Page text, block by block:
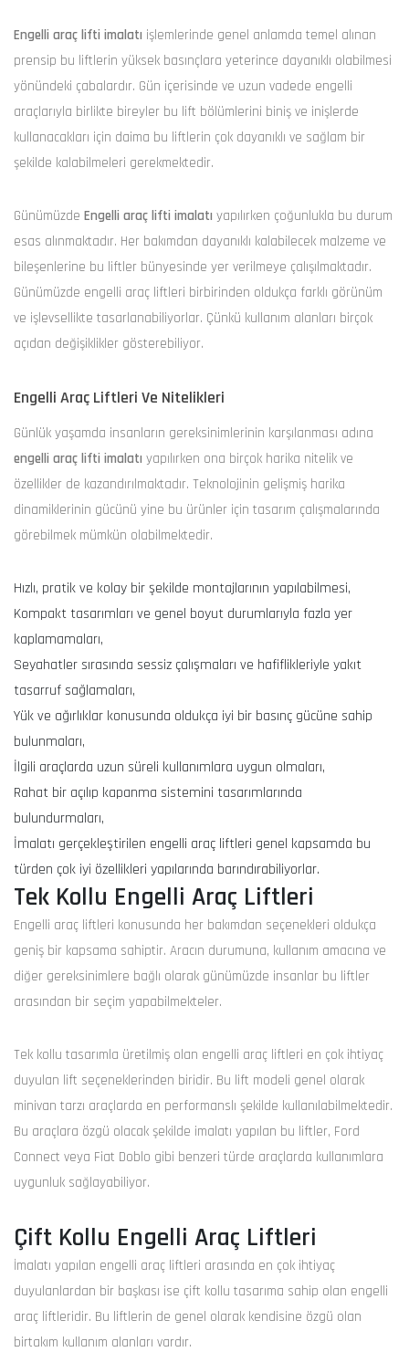
Engelli araç lifti imalatı işlemlerinde genel anlamda temel alınan
prensip bu liftlerin yüksek basınçlara yeterince dayanıklı olabilmesi
yönündeki çabalardır. Gün içerisinde ve uzun vadede engelli
araçlarıyla birlikte bireyler bu lift bölümlerini biniş ve inişlerde
kullanacakları için daima bu liftlerin çok dayanıklı ve sağlam bir
şekilde kalabilmeleri gerekmektedir.
Günümüzde Engelli araç lifti imalatı yapılırken çoğunlukla bu durum
esas alınmaktadır. Her bakımdan dayanıklı kalabilecek malzeme ve
bileşenlerine bu liftler bünyesinde yer verilmeye çalışılmaktadır.
Günümüzde engelli araç liftleri birbirinden oldukça farklı görünüm
ve işlevsellikte tasarlanabiliyorlar. Çünkü kullanım alanları birçok
açıdan değişiklikler gösterebiliyor.
Engelli Araç Liftleri Ve Nitelikleri
Günlük yaşamda insanların gereksinimlerinin karşılanması adına
engelli araç lifti imalatı yapılırken ona birçok harika nitelik ve
özellikler de kazandırılmaktadır. Teknolojinin gelişmiş harika
dinamiklerinin gücünü yine bu ürünler için tasarım çalışmalarında
görebilmek mümkün olabilmektedir.
Hızlı, pratik ve kolay bir şekilde montajlarının yapılabilmesi,
Kompakt tasarımları ve genel boyut durumlarıyla fazla yer
kaplamamaları,
Seyahatler sırasında sessiz çalışmaları ve hafiflikleriyle yakıt
tasarruf sağlamaları,
Yük ve ağırlıklar konusunda oldukça iyi bir basınç gücüne sahip
bulunmaları,
İlgili araçlarda uzun süreli kullanımlara uygun olmaları,
Rahat bir açılıp kapanma sistemini tasarımlarında
bulundurmaları,
İmalatı gerçekleştirilen engelli araç liftleri genel kapsamda bu
türden çok iyi özellikleri yapılarında barındırabiliyorlar.
Tek Kollu Engelli Araç Liftleri
Engelli araç liftleri konusunda her bakımdan seçenekleri oldukça
geniş bir kapsama sahiptir. Aracın durumuna, kullanım amacına ve
diğer gereksinimlere bağlı olarak günümüzde insanlar bu liftler
arasından bir seçim yapabilmekteler.
Tek kollu tasarımla üretilmiş olan engelli araç liftleri en çok ihtiyaç
duyulan lift seçeneklerinden biridir. Bu lift modeli genel olarak
minivan tarzı araçlarda en performanslı şekilde kullanılabilmektedir.
Bu araçlara özgü olacak şekilde imalatı yapılan bu liftler, Ford
Connect veya Fiat Doblo gibi benzeri türde araçlarda kullanımlara
uygunluk sağlayabiliyor.
Çift Kollu Engelli Araç Liftleri
İmalatı yapılan engelli araç liftleri arasında en çok ihtiyaç
duyulanlardan bir başkası ise çift kollu tasarıma sahip olan engelli
araç liftleridir. Bu liftlerin de genel olarak kendisine özgü olan
birtakım kullanım alanları vardır.